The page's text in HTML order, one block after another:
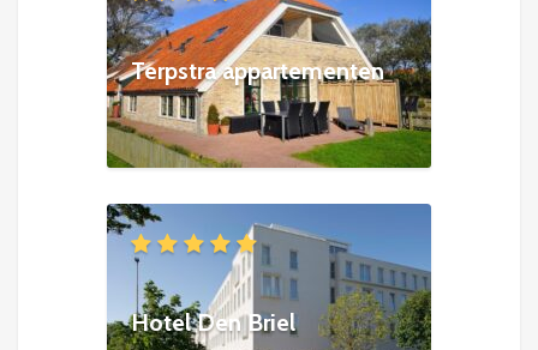
Terpstra appartementen
Hotel Den Briel